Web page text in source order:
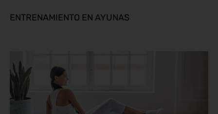
ENTRENAMIENTO EN AYUNAS